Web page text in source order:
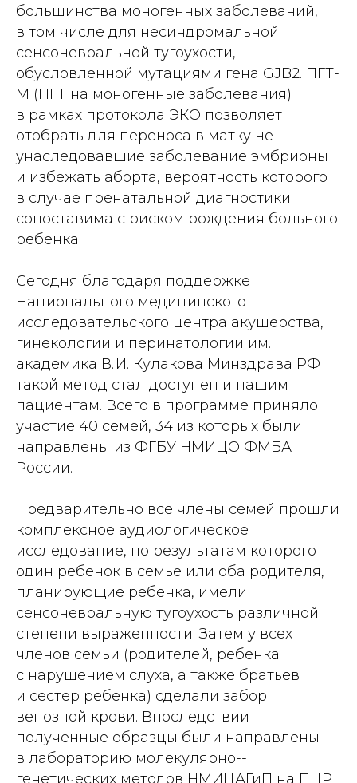
большинства моногенных заболеваний,
в том числе для несиндромальной
сенсоневральной тугоухости,
обусловленной мутациями гена GJB2. ПГТ-
М (ПГТ на моногенные заболевания)
в рамках протокола ЭКО позволяет
отобрать для переноса в матку не
унаследовавшие заболевание эмбрионы
и избежать аборта, вероятность которого
в случае пренатальной диагностики
сопоставима с риском рождения больного
ребенка.
Сегодня благодаря поддержке
Национального медицинского
исследовательского центра акушерства,
гинекологии и перинатологии им.
академика В. И. Кулакова Минздрава РФ
такой метод стал доступен и нашим
пациентам. Всего в программе приняло
участие 40 семей, 34 из которых были
направлены из ФГБУ НМИЦО ФМБА
России.
Предварительно все члены семей прошли
комплексное аудиологическое
исследование, по результатам которого
один ребенок в семье или оба родителя,
планирующие ребенка, имели
сенсоневральную тугоухость различной
степени выраженности. Затем у всех
членов семьи (родителей, ребенка
с нарушением слуха, а также братьев
и сестер ребенка) сделали забор
венозной крови. Впоследствии
полученные образцы были направлены
в лабораторию молекулярно-­
генетических методов НМИЦАГиП на ПЦР